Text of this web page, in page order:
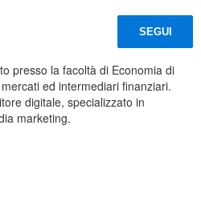
SEGUI
presso la facoltà di Economia di
ed intermediari finanziari.
digitale, specializzato in
marketing.